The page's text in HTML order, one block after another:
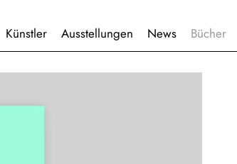
HAUPTNAVIGATION
Künstler Ausstellungen News Bücher